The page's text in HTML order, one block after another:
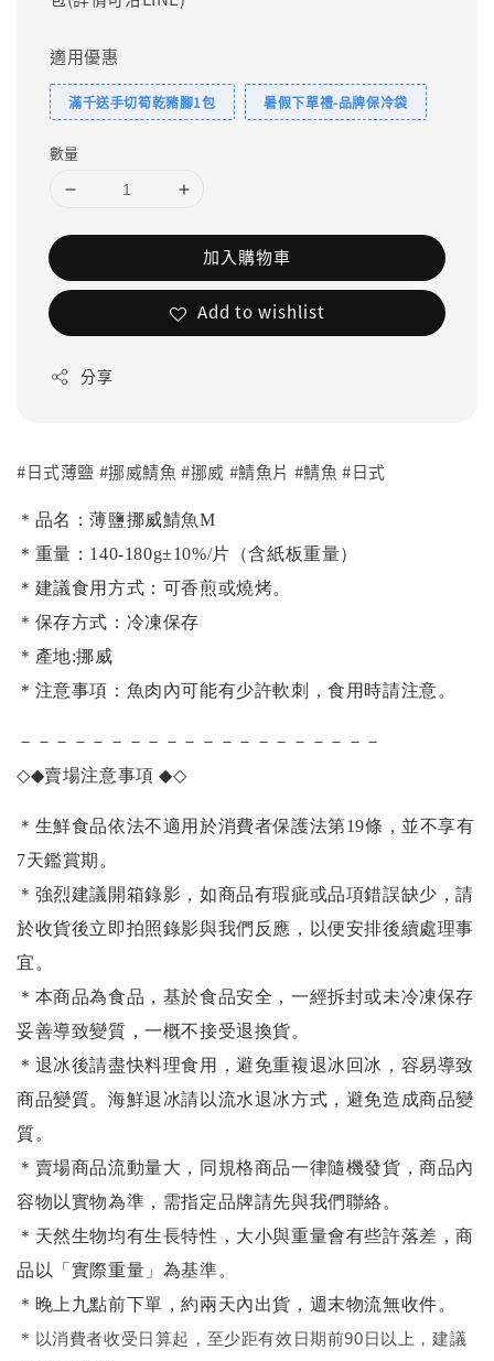
適用優惠
滿千送手切筍乾豬腳1包 暑假下單禮-品牌保冷袋
數量
加入購物車
Add to wishlist
分享
#日式薄鹽 #挪威鯖魚 #挪威 #鯖魚片 #鯖魚 #日式
＊品名：薄鹽挪威鯖魚M
＊重量：140-180g±10%/片（含紙板重量）
＊建議食用方式：可香煎或燒烤。
＊保存方式：冷凍保存
＊產地:挪威
＊注意事項：魚肉內可能有少許軟刺，食用時請注意。
－－－－－－－－－－－－－－－－－－－－
◇◆賣場注意事項◆◇
＊生鮮食品依法不適用於消費者保護法第19條，並不享有
7天鑑賞期。
＊強烈建議開箱錄影，如商品有瑕疵或品項錯誤缺少，請
於收貨後立即拍照錄影與我們反應，以便安排後續處理事
宜。
＊本商品為食品，基於食品安全，一經拆封或未冷凍保存
妥善導致變質，一概不接受退換貨。
＊退冰後請盡快料理食用，避免重複退冰回冰，容易導致
商品變質。海鮮退冰請以流水退冰方式，避免造成商品變
質。
＊賣場商品流動量大，同規格商品一律隨機發貨，商品內
容物以實物為準，需指定品牌請先與我們聯絡。
＊天然生物均有生長特性，大小與重量會有些許落差，商
品以「實際重量」為基準。
＊晚上九點前下單，約兩天內出貨，週末物流無收件。
＊ 以消費者收受日算起，至少距有效日期前90日以上，建議